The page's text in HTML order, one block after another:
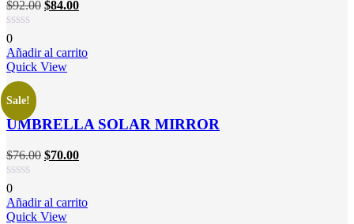
$92.00 $84.00
0
Añadir al carrito
Quick View
Sale!
UMBRELLA SOLAR MIRROR
$76.00 $70.00
0
Añadir al carrito
Quick View